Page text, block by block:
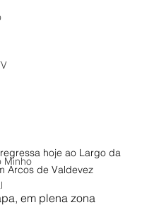
Minho
hoje ao Largo da
Arcos de Valdevez
em plena zona